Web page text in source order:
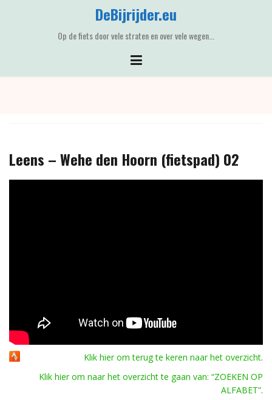
DeBijrijder.eu
Op de fiets door vele straten en over vele wegen...
Leens – Wehe den Hoorn (fietspad) 02
Klik hier om terug te keren naar het overzicht.
Klik hier om naar het overzicht te gaan van: “ZOEKEN OP
ALFABET”.